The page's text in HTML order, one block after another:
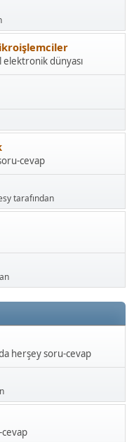
dünyası
cevap
tarafından
herşey soru-cevap
cevap